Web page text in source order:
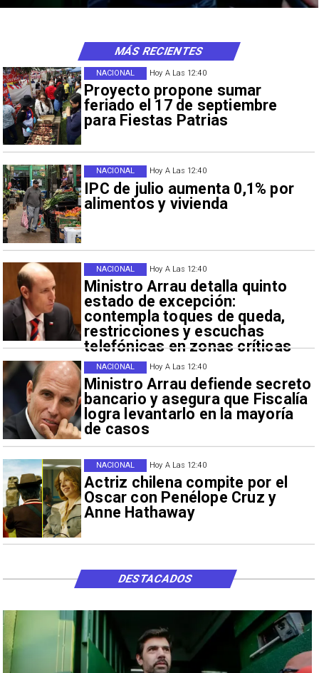
Hoy A Las 12:40
Proyecto propone sumar
feriado el 17 de septiembre
para Fiestas Patrias
NACIONAL
Hoy A Las 12:40
IPC de julio aumenta 0,1% por
alimentos y vivienda
NACIONAL
Hoy A Las 12:40
Ministro Arrau detalla quinto
estado de excepción:
contempla toques de queda,
restricciones y escuchas
telefónicas en zonas críticas
NACIONAL
Hoy A Las 12:40
Ministro Arrau defiende secreto
bancario y asegura que Fiscalía
logra levantarlo en la mayoría
de casos
NACIONAL
Hoy A Las 12:40
Actriz chilena compite por el
Oscar con Penélope Cruz y
Anne Hathaway
NACIONAL
MÁS RECIENTES
DESTACADOS